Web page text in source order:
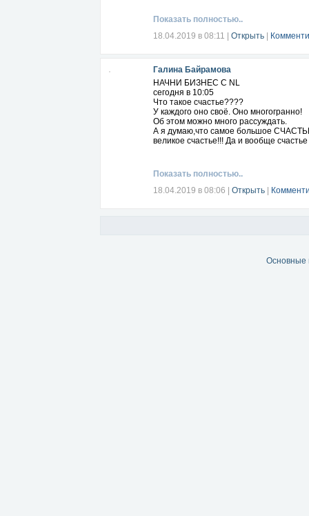
Показать полностью..
18.04.2019 в 08:11
Открыть
Галина Байрамова
НАЧНИ БИЗНЕС С NL
сегодня в 10:05
Что такое счастье????
У каждого оно своё. Оно многогранно!
Об этом можно много рассуждать.
А я думаю,что самое большое
великое счастье!!! Да и вообще
Показать полностью..
18.04.2019 в 08:06
Открыть
Основные